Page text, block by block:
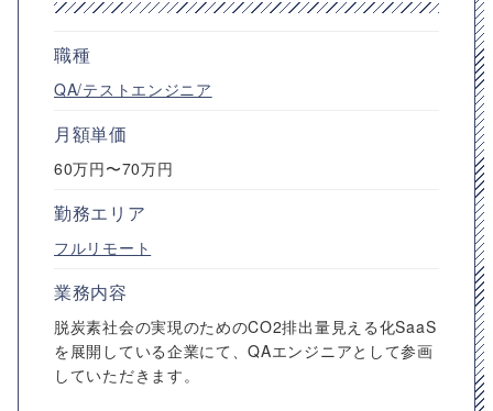
職種
QA/テストエンジニア
月額単価
60万円〜70万円
勤務エリア
フルリモート
業務内容
脱炭素社会の実現のためのCO2排出量見える化SaaS
を展開している企業にて、QAエンジニアとして参画
していただきます。